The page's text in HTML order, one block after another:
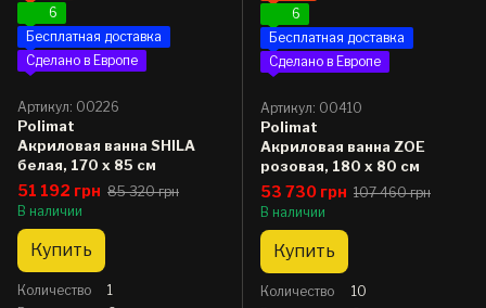
6
Бесплатная доставка
Сделано в Европе
Артикул: 00226
Polimat
Акриловая ванна SHILA
белая, 170 x 85 см
51 192 грн 85 320 грн
В наличии
Купить
Количество
1
6
Бесплатная доставка
Сделано в Европе
Артикул: 00410
Polimat
Акриловая ванна ZOE
розовая, 180 x 80 см
53 730 грн 107 460 грн
В наличии
Купить
Количество
10